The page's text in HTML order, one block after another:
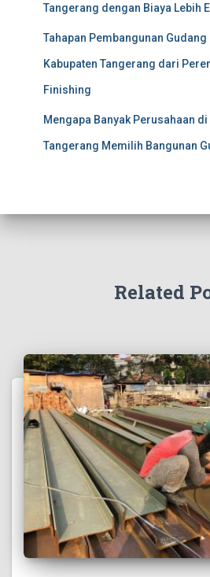
Tangerang dengan Biaya Lebih
Tahapan Pembangunan
Kabupaten Tangerang dari
Finishing
Mengapa Banyak Perusahaan di
Tangerang Memilih Bangunan
Related